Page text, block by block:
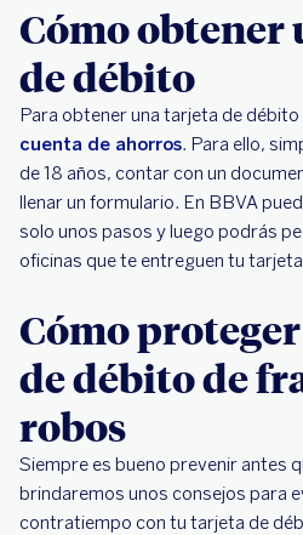
Cómo obtener
de débito
Para obtener una tarjeta de
cuenta de ahorros. Para ello,
de 18 años, contar con un
llenar un formulario. En BBVA
solo unos pasos y luego podrás
oficinas que te entreguen tu
Cómo
de débito de
robos
Siempre es bueno prevenir antes
brindaremos unos consejos para
contratiempo con tu tarjeta de